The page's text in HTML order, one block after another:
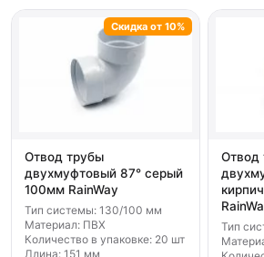
Отвод трубы
двухмуфтовый 87° серый
100мм RainWay
Тип системы: 130/100 мм
Материал: ПВХ
Количество в упаковке: 20 шт
Длина: 151 мм
Скидка от 10%
Отвод
Тип